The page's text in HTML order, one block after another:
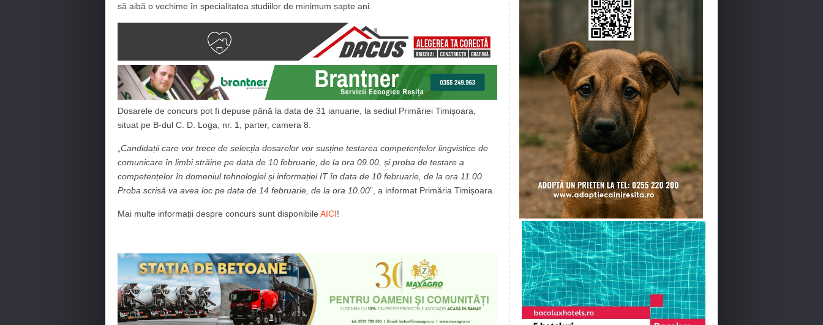
să aibă o vechime în specialitatea studiilor de minimum șapte ani.
Dosarele de concurs pot fi depuse până la data de 31 ianuarie, la sediul Primăriei Timișoara,
situat pe B-dul C. D. Loga, nr. 1, parter, camera 8.
„Candidații care vor trece de selecția dosarelor vor susține testarea competențelor lingvistice de
comunicare în limbi străine pe data de 10 februarie, de la ora 09.00, și proba de testare a
competențelor în domeniul tehnologiei și informației IT în data de 10 februarie, de la ora 11.00.
Proba scrisă va avea loc pe data de 14 februarie, de la ora 10.00”, a informat Primăria Timișoara.
Mai multe informații despre concurs sunt disponibile AICI!